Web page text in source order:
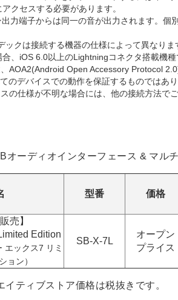
クセスする必要があります。
力端子からは同一の音が出力されます。個
ックは接続する機器の仕様によって異なりま
合、iOS 6.0以上のLightningコネクタ搭載機
AOA2(Android Open Accessory Protocol
のデバイスでの動作を保証するものではあ
の仕様が不明な場合には、他の接続方法で
オーディオインターフェース & マル
型番 価格
売】
Edition
エックス7 リミ
ョン）
SB-X-7L
オープン
プライス
ティブストア価格は税抜きです。